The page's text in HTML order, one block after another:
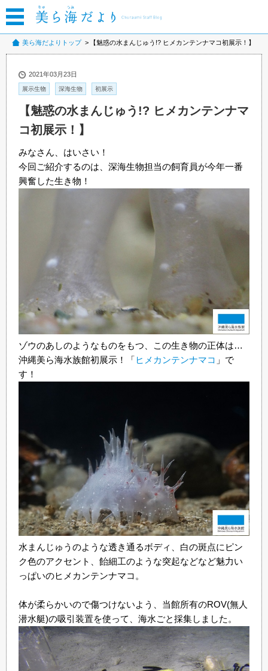
美ら海だよりトップ 【魅惑の水まんじゅう!? ヒメカンテンナマコ初展示！】
2021年03月23日
展示生物 深海生物 初展示
【魅惑の水まんじゅう!? ヒメカンテンナマ
コ初展示！】
みなさん、はいさい！
今回ご紹介するのは、深海生物担当の飼育員が今年一番
興奮した生き物！
ゾウのあしのようなものをもつ、この生き物の正体は…
沖縄美ら海水族館初展示！「 ヒメカンテンナマコ 」で
す！
水まんじゅうのような透き通るボディ、白の斑点にピン
ク色のアクセント、飴細工のような突起などなど魅力い
っぱいのヒメカンテンナマコ。
体が柔らかいので傷つけないよう、当館所有のROV(無人
潜水艇)の吸引装置を使って、海水ごと採集しました。